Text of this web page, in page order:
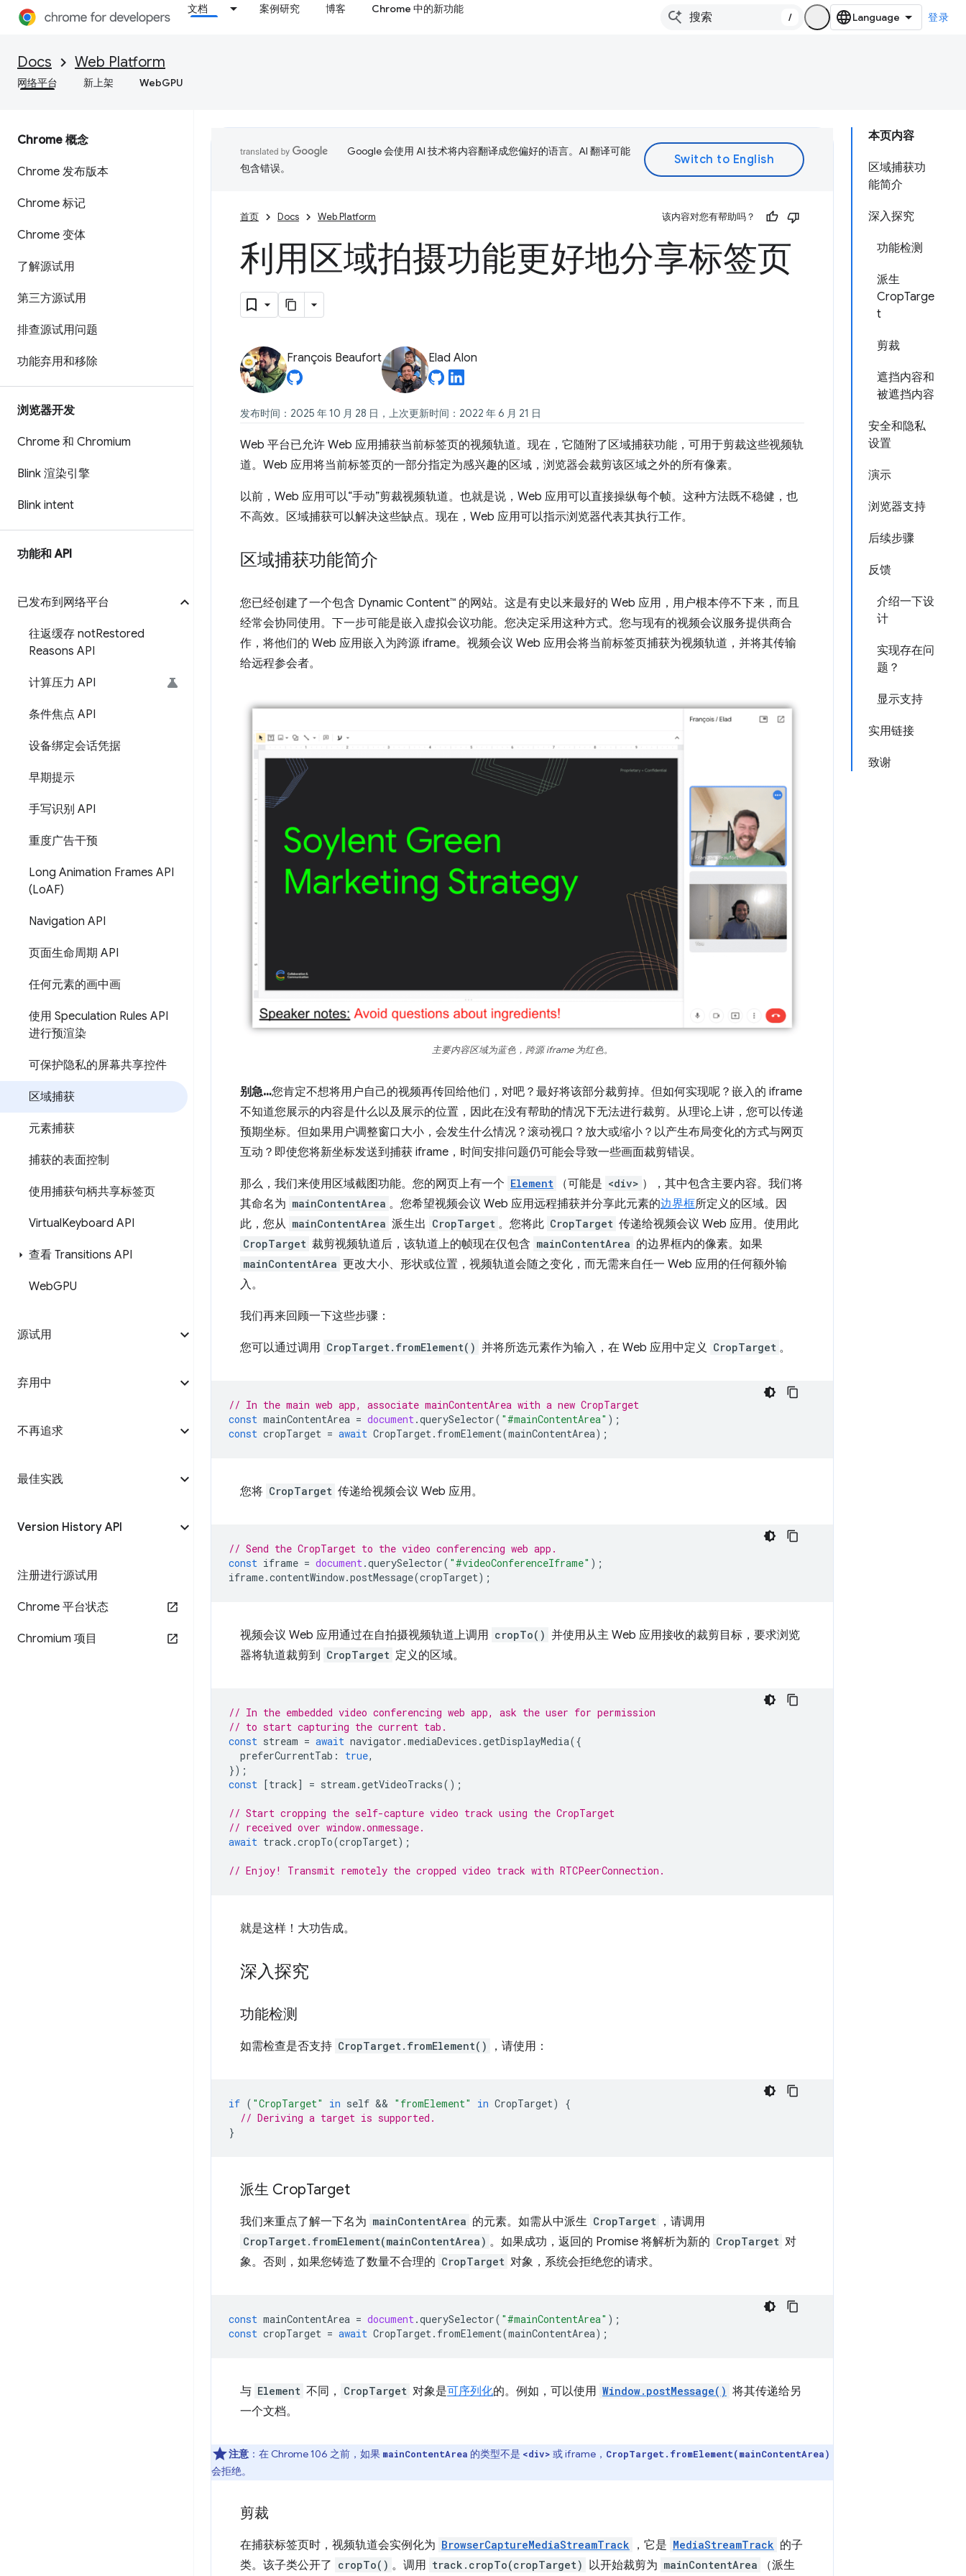
文档 案例研究 博客 Chrome 中的新功能
/ 登录
Docs Web Platform
网络平台 新上架 WebGPU
Chrome 概念
Chrome 发布版本
Chrome 标记
Chrome 变体
了解源试用
第三方源试用
排查源试用问题
功能弃用和移除
浏览器开发
Chrome 和 Chromium
Blink 渲染引擎
Blink intent
功能和 API
已发布到网络平台
往返缓存 notRestored
Reasons API
计算压力 API
条件焦点 API
设备绑定会话凭据
早期提示
手写识别 API
重度广告干预
Long Animation Frames API
(LoAF)
Navigation API
页面生命周期 API
任何元素的画中画
使用 Speculation Rules API
进行预渲染
可保护隐私的屏幕共享控件
区域捕获
元素捕获
捕获的表面控制
使用捕获句柄共享标签页
VirtualKeyboard API
查看 Transitions API
WebGPU
源试用
弃用中
不再追求
最佳实践
Version History API
注册进行源试用
Chrome 平台状态
Chromium 项目
本页内容
区域捕获功
能简介
深入探究
功能检测
派生
CropTarge
t
剪裁
遮挡内容和
被遮挡内容
安全和隐私
设置
演示
浏览器支持
后续步骤
反馈
介绍一下设
计
实现存在问
题？
显示支持
实用链接
致谢
Google 会使用 AI 技术将内容翻译成您偏好的语言。AI 翻译可能
包含错误。
首页 Docs Web Platform 该内容对您有帮助吗？
利用区域拍摄功能更好地分享标签页
François Beaufort Elad Alon
发布时间：2025 年 10 月 28 日，上次更新时间：2022 年 6 月 21 日
Web 平台已允许 Web 应用捕获当前标签页的视频轨道。现在，它随附了区域捕获功能，可用于剪裁这些视频轨
道。Web 应用将当前标签页的一部分指定为感兴趣的区域，浏览器会裁剪该区域之外的所有像素。
以前，Web 应用可以“手动”剪裁视频轨道。也就是说，Web 应用可以直接操纵每个帧。这种方法既不稳健，也
不高效。区域捕获可以解决这些缺点。现在，Web 应用可以指示浏览器代表其执行工作。
区域捕获功能简介
您已经创建了一个包含 Dynamic Content™ 的网站。这是有史以来最好的 Web 应用，用户根本停不下来，而且
经常会协同使用。下一步可能是嵌入虚拟会议功能。您决定采用这种方式。您与现有的视频会议服务提供商合
作，将他们的 Web 应用嵌入为跨源 iframe。视频会议 Web 应用会将当前标签页捕获为视频轨道，并将其传输
给远程参会者。
主要内容区域为蓝色，跨源 iframe 为红色。
别急…您肯定不想将用户自己的视频再传回给他们，对吧？最好将该部分裁剪掉。但如何实现呢？嵌入的 iframe
不知道您展示的内容是什么以及展示的位置，因此在没有帮助的情况下无法进行裁剪。从理论上讲，您可以传递
预期坐标。但如果用户调整窗口大小，会发生什么情况？滚动视口？放大或缩小？以产生布局变化的方式与网页
互动？即使您将新坐标发送到捕获 iframe，时间安排问题仍可能会导致一些画面裁剪错误。
那么，我们来使用区域截图功能。您的网页上有一个 Element （可能是 <div> ），其中包含主要内容。我们将
其命名为 mainContentArea 。您希望视频会议 Web 应用远程捕获并分享此元素的边界框所定义的区域。因
此，您从 mainContentArea 派生出 CropTarget 。您将此 CropTarget 传递给视频会议 Web 应用。使用此
CropTarget 裁剪视频轨道后，该轨道上的帧现在仅包含 mainContentArea 的边界框内的像素。如果
mainContentArea 更改大小、形状或位置，视频轨道会随之变化，而无需来自任一 Web 应用的任何额外输
入。
我们再来回顾一下这些步骤：
您可以通过调用 CropTarget.fromElement() 并将所选元素作为输入，在 Web 应用中定义 CropTarget 。
// In the main web app, associate mainContentArea with a new CropTarget
const mainContentArea = document.querySelector( "#mainContentArea" );
const cropTarget = await CropTarget. fromElement(mainContentArea);
您将 CropTarget 传递给视频会议 Web 应用。
// Send the CropTarget to the video conferencing web app.
const iframe = document.querySelector( "#videoConferenceIframe" );
iframe.contentWindow.postMessage(cropTarget);
视频会议 Web 应用通过在自拍摄视频轨道上调用 cropTo() 并使用从主 Web 应用接收的裁剪目标，要求浏览
器将轨道裁剪到 CropTarget 定义的区域。
// In the embedded video conferencing web app, ask the user for permission
// to start capturing the current tab.
const stream = await navigator .mediaDevices .getDisplayMedia({
preferCurrentTab : true,
});
const
[track] = stream .getVideoTracks();
// Start cropping the self-capture video track using the CropTarget
// received over window.onmessage.
await track .cropTo(cropTarget);
// Enjoy! Transmit remotely the cropped video track with RTCPeerConnection.
就是这样！大功告成。
深入探究
功能检测
如需检查是否支持 CropTarget.fromElement() ，请使用：
if ( "CropTarget" in self && "fromElement" in CropTarget)
{
// Deriving a target is supported.
}
派生 CropTarget
我们来重点了解一下名为 mainContentArea 的元素。如需从中派生 CropTarget ，请调用
CropTarget.fromElement(mainContentArea) 。如果成功，返回的 Promise 将解析为新的 CropTarget 对
象。否则，如果您铸造了数量不合理的 CropTarget 对象，系统会拒绝您的请求。
const mainContentArea = document.querySelector( "#mainContentArea" );
const cropTarget = await CropTarget. fromElement(mainContentArea);
与 Element 不同， CropTarget 对象是可序列化的。例如，可以使用 Window.postMessage() 将其传递给另
一个文档。
注意 ：在 Chrome 106 之前，如果 mainContentArea 的类型不是 <div> 或 iframe， CropTarget.fromElement(mainContentArea)
会拒绝。
剪裁
在捕获标签页时，视频轨道会实例化为 BrowserCaptureMediaStreamTrack ，它是 MediaStreamTrack 的子
类。该子类公开了 cropTo() 。调用 track.cropTo(cropTarget) 以开始裁剪为 mainContentArea （派生